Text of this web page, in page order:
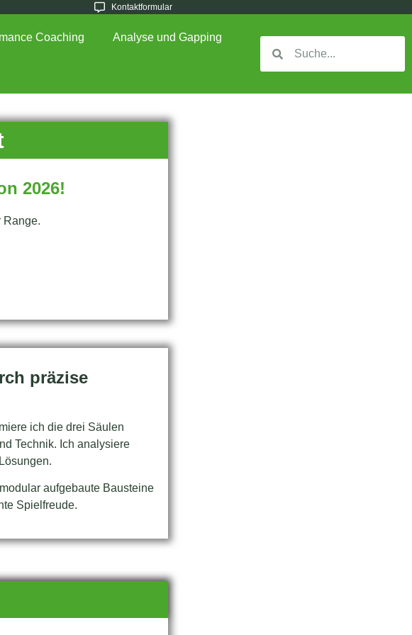
Kontaktformular
Coaching Analyse und Gapping
2026!
Range.
präzise
ich die drei Säulen
Technik. Ich analysiere
aufgebaute Bausteine
Spielfreude.